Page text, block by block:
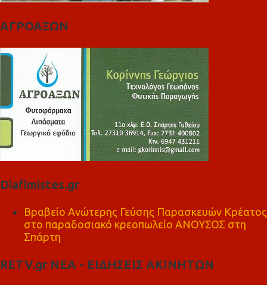
ΑΓΡΟΑΞΩΝ
Diafimistes.gr
Βραβείο Ανώτερης Γεύσης Παρασκευών Κρέατος
στο παραδοσιακό κρεοπωλείο ΑΝΟΥΣΟΣ στη
Σπάρτη
RETV.gr ΝΕΑ - ΕΙΔΗΣΕΙΣ ΑΚΙΝΗΤΩΝ